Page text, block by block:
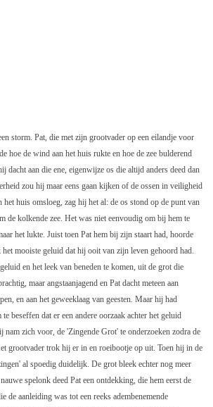
storm. Pat, die met zijn grootvader op een eilandje voor
hoe de wind aan het huis rukte en hoe de zee bulderend
dacht aan die ene, eigenwijze os die altijd anders deed dan
zou hij maar eens gaan kijken of de ossen in veiligheid
het huis omsloeg, zag hij het al: de os stond op de punt van
de kolkende zee. Het was niet eenvoudig om bij hem te
het lukte. Juist toen Pat hem bij zijn staart had, hoorde
mooiste geluid dat hij ooit van zijn leven gehoord had.
en het leek van beneden te komen, uit de grot die
maar angstaanjagend en Pat dacht meteen aan
en aan het geweeklaag van geesten. Maar hij had
beseffen dat er een andere oorzaak achter het geluid
nam zich voor, de 'Zingende Grot' te onderzoeken zodra de
grootvader trok hij er in en roeibootje op uit. Toen hij in de
al spoedig duidelijk. De grot bleek echter nog meer
spelonk deed Pat een ontdekking, die hem eerst de
de aanleiding was tot een reeks adembenemende